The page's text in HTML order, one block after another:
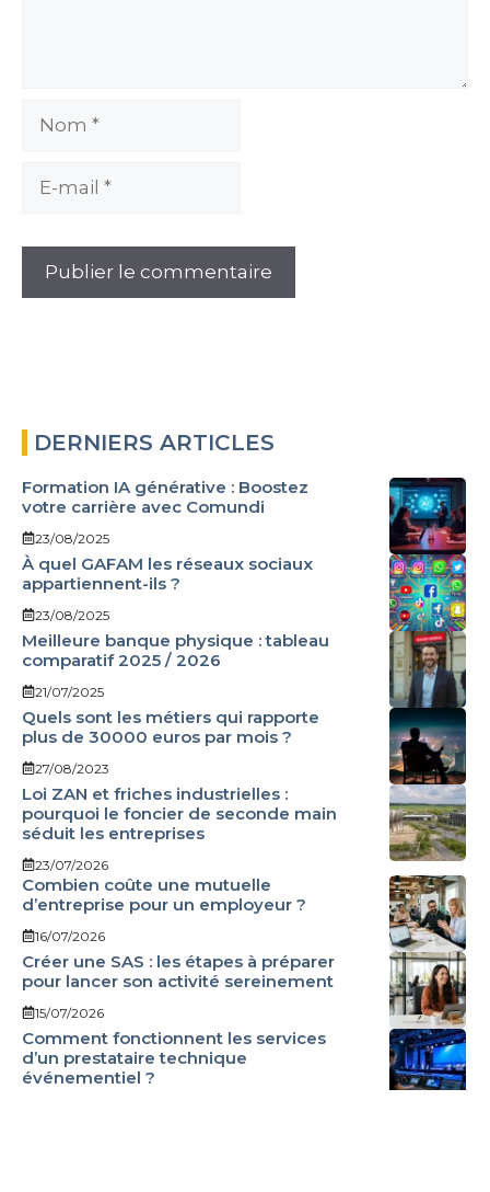
DERNIERS ARTICLES
Formation IA générative : Boostez
votre carrière avec Comundi
23/08/2025
À quel GAFAM les réseaux sociaux
appartiennent-ils ?
23/08/2025
Meilleure banque physique : tableau
comparatif 2025 / 2026
21/07/2025
Quels sont les métiers qui rapporte
plus de 30000 euros par mois ?
27/08/2023
Loi ZAN et friches industrielles :
pourquoi le foncier de seconde main
séduit les entreprises
23/07/2026
Combien coûte une mutuelle
d’entreprise pour un employeur ?
16/07/2026
Créer une SAS : les étapes à préparer
pour lancer son activité sereinement
15/07/2026
Comment fonctionnent les services
d’un prestataire technique
événementiel ?